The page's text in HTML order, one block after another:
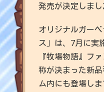
発売が決定しまし
オリジナルガー
ス」は、7月に実
『牧場物語』フ
称が決まった新
ム内にも登場しま